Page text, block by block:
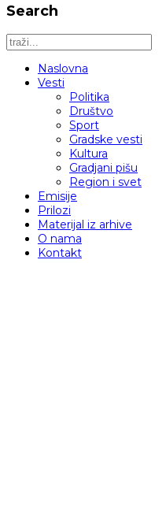
Search
Naslovna
Vesti
Politika
Društvo
Sport
Gradske vesti
Kultura
Gradjani pišu
Region i svet
Emisije
Prilozi
Materijal iz arhive
O nama
Kontakt